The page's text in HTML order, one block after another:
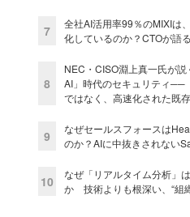
7
全社AI活用率99％のMIXIは
化しているのか？CTOが語
8
NEC・CISO淵上真一氏が
AI」時代のセキュリティ──
ではなく、高速化された既存
9
なぜセールスフォースは
のか？AIに中抜きされない
10
なぜ「リアルタイム分析」
か 技術よりも根深い、“組